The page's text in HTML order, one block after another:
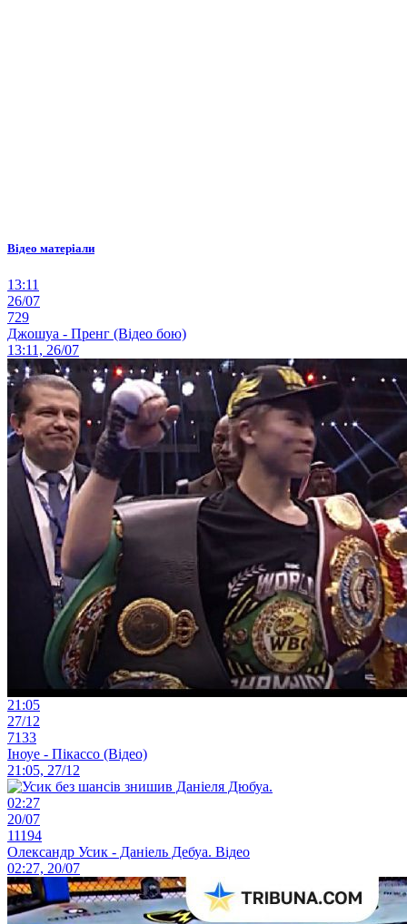
Відео матеріали
13:11
26/07
729
Джошуа - Пренг (Відео бою)
13:11, 26/07
21:05
27/12
7133
Іноуе - Пікассо (Відео)
21:05, 27/12
02:27
20/07
11194
Олександр Усик - Даніель Дебуа. Відео
02:27, 20/07